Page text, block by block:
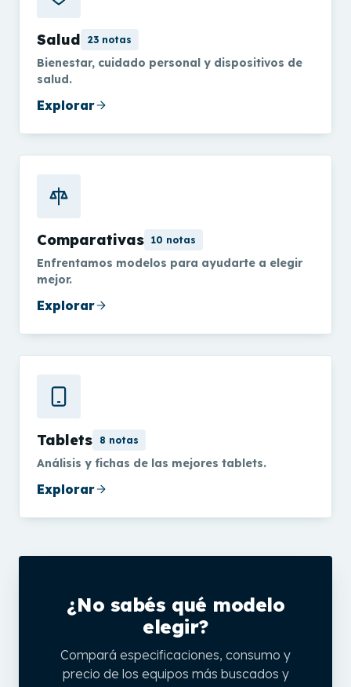
Salud 23 notas
Bienestar, cuidado personal y dispositivos de
salud.
Explorar
Comparativas 10 notas
Enfrentamos modelos para ayudarte a elegir
mejor.
Explorar
Tablets 8 notas
Análisis y fichas de las mejores tablets.
Explorar
¿No sabés qué modelo
elegir?
Compará especificaciones, consumo y
precio de los equipos más buscados y